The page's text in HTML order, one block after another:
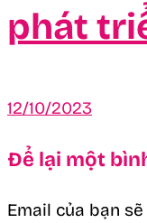
phát
12/10/2023
Để lại một
Email của bạn